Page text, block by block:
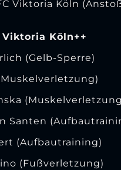
Viktoria Köln
Viktoria Köln++
(Gelb-Sperre)
Santen
(Aufbautraining)
(Fußverletzung)